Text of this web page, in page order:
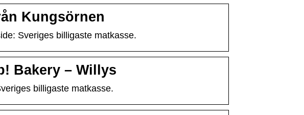
Kungsörnen
Sveriges billigaste matkasse.
Bakery – Willys
billigaste matkasse.